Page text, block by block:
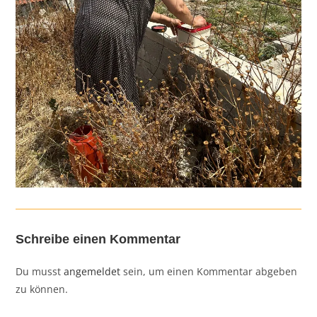
Schreibe einen Kommentar
Du musstangemeldet sein, um einen Kommentar abgeben
zu können.